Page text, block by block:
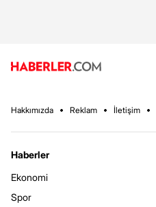
Hakkımızda Reklam İletişim
Haberler
Ekonomi
Spor